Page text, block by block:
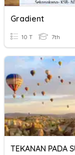
Gradient
10 T 7th